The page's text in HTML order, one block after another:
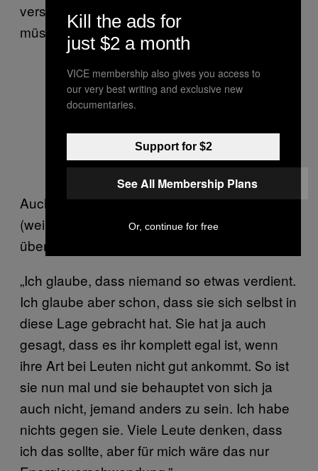
verschiedene Operationen durchstehen
müssen, um so weit zu kommen.”
Es waren Beiträge wie diese, die
beliebt gemacht haben.
Screenshot viaInstagram
Auch Holly Holm, der neue Stern am
(weiblichen) MMA-Himmel, fand vor Kurzem
überraschend milde Worte:
„Ich glaube, dass niemand so etwas verdient.
Ich glaube aber schon, dass sie sich selbst in
diese Lage gebracht hat. Sie hat ja auch
gesagt, dass es ihr komplett egal ist, wenn
ihre Art bei Leuten nicht gut ankommt. So ist
sie nun mal und sie behauptet von sich ja
auch nicht, jemand anders zu sein. Ich habe
nichts gegen sie. Viele Leute denken, dass
ich das sollte, aber für mich wäre das nur
Kill the ads for
just $2 a month
VICE membership also gives you access to
our very best writing and exclusive new
documentaries.
Support for $2
See All Membership Plans
Or, continue for free